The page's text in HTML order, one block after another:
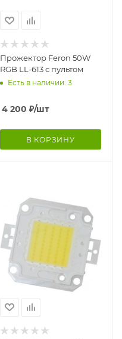
Прожектор Feron 50W
RGB LL-613 с пультом
Есть в наличии: 3
4 200 ₽/шт
В КОРЗИНУ